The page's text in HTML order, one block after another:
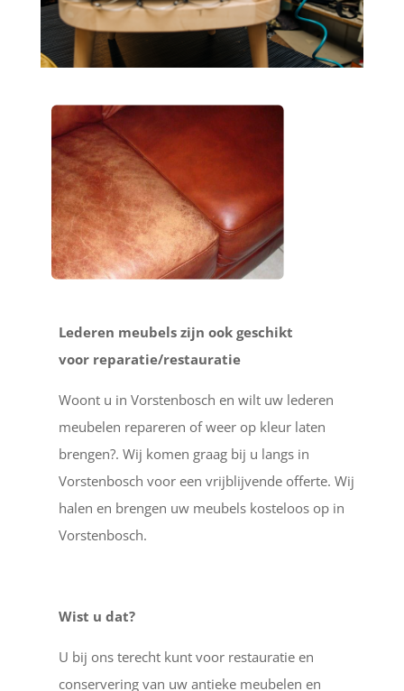
Lederen meubels zijn ook geschikt
voor reparatie/restauratie
Woont u in Vorstenbosch en wilt uw lederen
meubelen repareren of weer op kleur laten
brengen?. Wij komen graag bij u langs in
Vorstenbosch voor een vrijblijvende offerte. Wij
halen en brengen uw meubels kosteloos op in
Vorstenbosch.
Wist u dat?
U bij ons terecht kunt voor restauratie en
conservering van uw antieke meubelen en